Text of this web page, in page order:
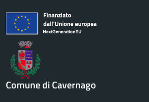
Comune di Cavernago